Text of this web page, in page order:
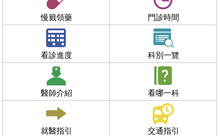
慢籤領藥 門診時間
看診進度 科別一覽
醫師介紹 看哪一科
就醫指引 交通指引